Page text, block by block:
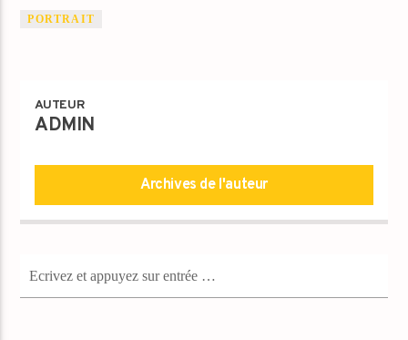
PORTRAIT
AUTEUR
ADMIN
Archives de l'auteur